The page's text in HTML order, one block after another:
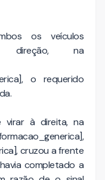
os veículos
direção, na
o requerido
virar à direita, na
cruzou a frente
completado a